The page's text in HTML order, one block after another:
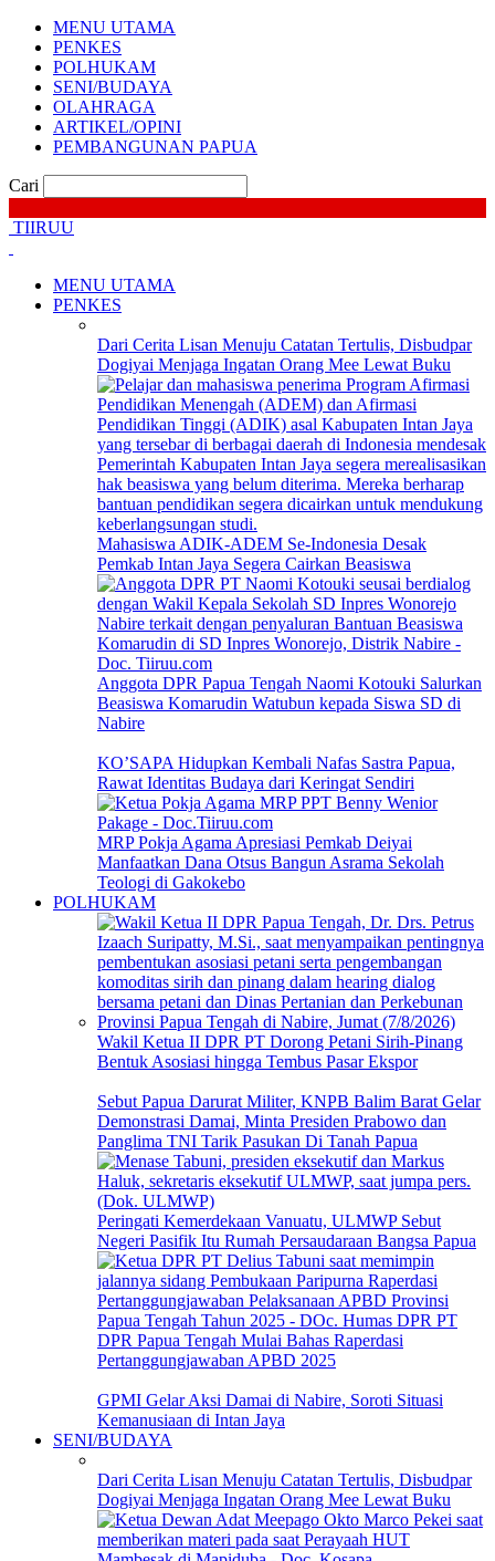
MENU UTAMA
PENKES
POLHUKAM
SENI/BUDAYA
OLAHRAGA
ARTIKEL/OPINI
PEMBANGUNAN PAPUA
Cari
TIIRUU
MENU UTAMA
PENKES
Dari Cerita Lisan Menuju Catatan Tertulis, Disbudpar
Dogiyai Menjaga Ingatan Orang Mee Lewat Buku
Mahasiswa ADIK-ADEM Se-Indonesia Desak
Pemkab Intan Jaya Segera Cairkan Beasiswa
Anggota DPR Papua Tengah Naomi Kotouki Salurkan
Beasiswa Komarudin Watubun kepada Siswa SD di
Nabire
KO’SAPA Hidupkan Kembali Nafas Sastra Papua,
Rawat Identitas Budaya dari Keringat Sendiri
MRP Pokja Agama Apresiasi Pemkab Deiyai
Manfaatkan Dana Otsus Bangun Asrama Sekolah
Teologi di Gakokebo
POLHUKAM
Wakil Ketua II DPR PT Dorong Petani Sirih-Pinang
Bentuk Asosiasi hingga Tembus Pasar Ekspor
Sebut Papua Darurat Militer, KNPB Balim Barat Gelar
Demonstrasi Damai, Minta Presiden Prabowo dan
Panglima TNI Tarik Pasukan Di Tanah Papua
Peringati Kemerdekaan Vanuatu, ULMWP Sebut
Negeri Pasifik Itu Rumah Persaudaraan Bangsa Papua
DPR Papua Tengah Mulai Bahas Raperdasi
Pertanggungjawaban APBD 2025
GPMI Gelar Aksi Damai di Nabire, Soroti Situasi
Kemanusiaan di Intan Jaya
SENI/BUDAYA
Dari Cerita Lisan Menuju Catatan Tertulis, Disbudpar
Dogiyai Menjaga Ingatan Orang Mee Lewat Buku